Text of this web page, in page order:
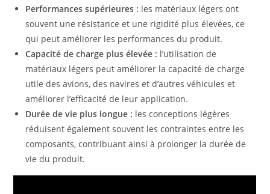
Performances supérieures : les matériaux légers ont
souvent une résistance et une rigidité plus élevées, ce
qui peut améliorer les performances du produit.
Capacité de charge plus élevée : l’utilisation de
matériaux légers peut améliorer la capacité de charge
utile des avions, des navires et d’autres véhicules et
améliorer l’efficacité de leur application.
Durée de vie plus longue : les conceptions légères
réduisent également souvent les contraintes entre les
composants, contribuant ainsi à prolonger la durée de
vie du produit.